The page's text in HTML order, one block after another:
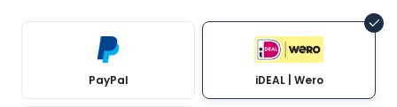
PayPal iDEAL | Wero